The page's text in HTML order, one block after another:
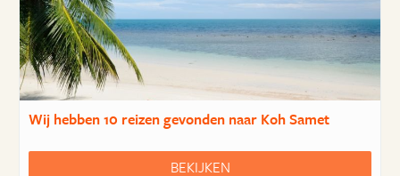
Wij hebben10 reizengevonden naar Koh Samet
BEKIJKEN